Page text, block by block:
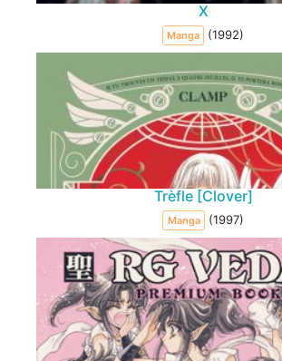
X
Manga (1992)
Trèfle [Clover]
Manga (1997)